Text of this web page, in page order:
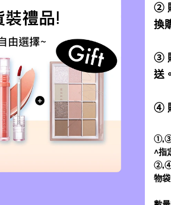
②
換
③
送
④
①,③
^指
②,④
物